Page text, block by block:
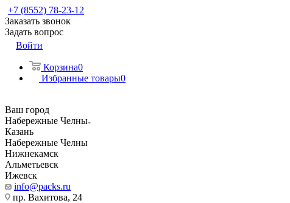
+7 (8552) 78-23-12
Заказать звонок
Задать вопрос
Войти
Корзина0
Избранные товары0
Ваш город
Набережные Челны
Казань
Набережные Челны
Нижнекамск
Альметьевск
Ижевск
info@packs.ru
пр. Вахитова, 24